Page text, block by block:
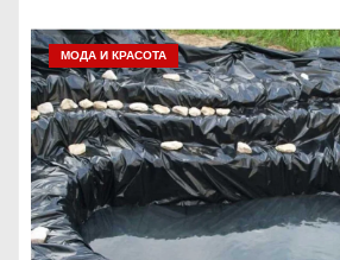
МОДА И КРАСОТА